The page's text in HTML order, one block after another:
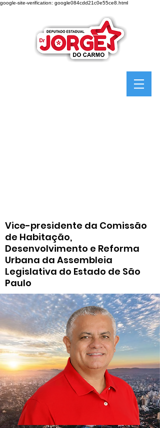
google-site-verification: google084cdd21c0e55ce8.html
Vice-presidente da Comissão
de Habitação,
Desenvolvimento e Reforma
Urbana da Assembleia
Legislativa do Estado de São
Paulo